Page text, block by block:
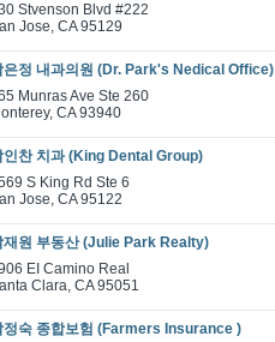
Stvenson Blvd #222
Jose, CA 95129
은정 내과의원 (Dr. Park's Nedical Office)
Munras Ave Ste 260
CA 93940
인찬 치과 (King Dental Group)
S King Rd Ste 6
Jose, CA 95122
재원 부동산 (Julie Park Realty)
EI Camino Real
Clara, CA 95051
정숙 종합보험 (Farmers Insurance )